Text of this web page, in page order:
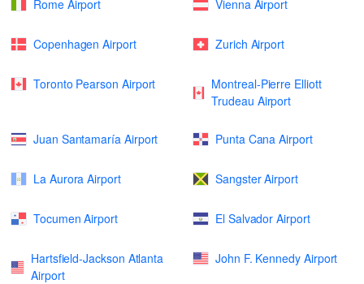
Rome Airport Vienna Airport
Copenhagen Airport Zurich Airport
Toronto Pearson Airport
Montreal-Pierre Elliott
Trudeau Airport
Juan Santamaría Airport Punta Cana Airport
La Aurora Airport Sangster Airport
Tocumen Airport El Salvador Airport
Hartsfield-Jackson Atlanta
Airport
John F. Kennedy Airport